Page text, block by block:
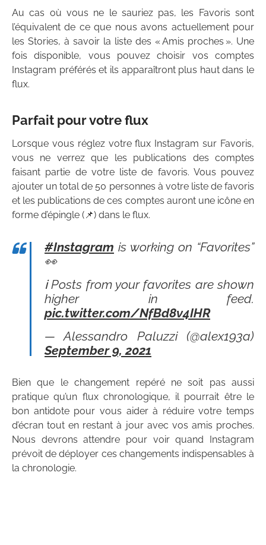
Au cas où vous ne le sauriez pas, les Favoris sont
l’équivalent de ce que nous avons actuellement pour
les Stories, à savoir la liste des « Amis proches ». Une
fois disponible, vous pouvez choisir vos comptes
Instagram préférés et ils apparaîtront plus haut dans le
flux.
Parfait pour votre flux
Lorsque vous réglez votre flux Instagram sur Favoris,
vous ne verrez que les publications des comptes
faisant partie de votre liste de favoris. Vous pouvez
ajouter un total de 50 personnes à votre liste de favoris
et les publications de ces comptes auront une icône en
forme d’épingle (📌) dans le flux.
#Instagram is working on “Favorites”
👀
ℹ️ Posts from your favorites are shown
higher in feed.
pic.twitter.com/NfBd8v4IHR
— Alessandro Paluzzi (@alex193a)
September 9, 2021
Bien que le changement repéré ne soit pas aussi
pratique qu’un flux chronologique, il pourrait être le
bon antidote pour vous aider à réduire votre temps
d’écran tout en restant à jour avec vos amis proches.
Nous devrons attendre pour voir quand Instagram
prévoit de déployer ces changements indispensables à
la chronologie.